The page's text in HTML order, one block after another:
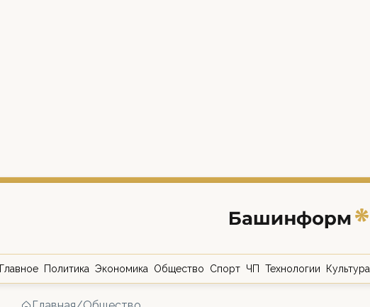
Главное Политика Экономика Общество Спорт ЧП Технологии Культура